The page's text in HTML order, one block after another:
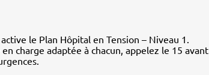
le Plan Hôpital en Tension – Niveau 1.
charge adaptée à chacun, appelez le 15 avant